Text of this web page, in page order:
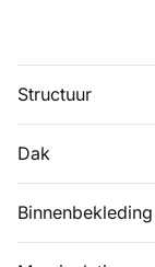
Structuur
Dak
Binnenbekleding